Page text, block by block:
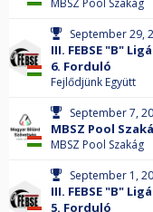
MBSZ Pool Szakág
September 29,
III. FEBSE "B"
6. Forduló
Fejlődjünk Együtt
September 7,
MBSZ Pool
MBSZ Pool Szakág
September 1,
III. FEBSE "B"
5. Forduló